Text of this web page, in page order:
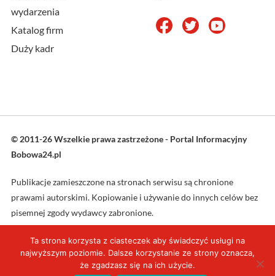
wydarzenia
Katalog firm
Duży kadr
© 2011-26 Wszelkie prawa zastrzeżone - Portal Informacyjny
Bobowa24.pl
Publikacje zamieszczone na stronach serwisu są chronione
prawami autorskimi. Kopiowanie i używanie do innych celów bez
pisemnej zgody wydawcy zabronione.
Projekt oraz wykonanie: L4web.pl
Ta strona korzysta z ciasteczek aby świadczyć usługi na
najwyższym poziomie. Dalsze korzystanie ze strony oznacza,
że zgadzasz się na ich użycie.